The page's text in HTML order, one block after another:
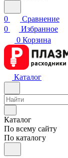
0
Сравнение
0
Избранное
0 Корзина
Каталог
Каталог
По всему сайту
По каталогу